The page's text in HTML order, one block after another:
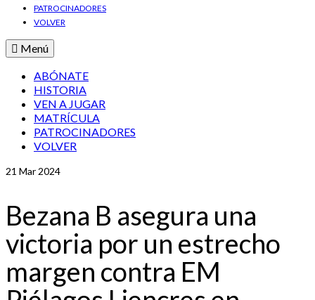
PATROCINADORES
VOLVER
Menú
ABÓNATE
HISTORIA
VEN A JUGAR
MATRÍCULA
PATROCINADORES
VOLVER
21 Mar 2024
Bezana B asegura una
victoria por un estrecho
margen contra EM